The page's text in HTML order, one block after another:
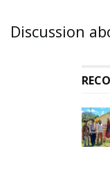
Discussion